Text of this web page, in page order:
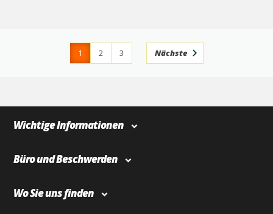
1 2
3
Nächste
Wichtige Informationen
Büro und Beschwerden
Wo Sie uns finden